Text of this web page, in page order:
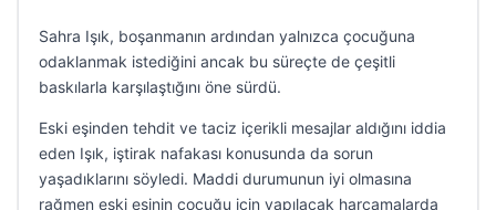
Sahra Işık, boşanmanın ardından yalnızca çocuğuna
odaklanmak istediğini ancak bu süreçte de çeşitli
baskılarla karşılaştığını öne sürdü.
Eski eşinden tehdit ve taciz içerikli mesajlar aldığını iddia
eden Işık, iştirak nafakası konusunda da sorun
yaşadıklarını söyledi. Maddi durumunun iyi olmasına
rağmen eski eşinin çocuğu için yapılacak harcamalarda